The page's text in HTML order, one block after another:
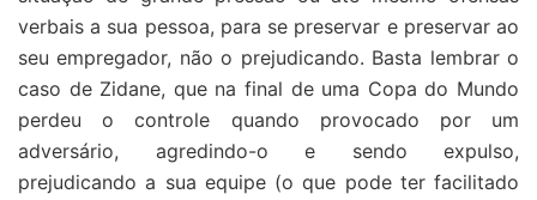
verbais a sua pessoa, para se preservar e preservar ao
seu empregador, não o prejudicando. Basta lembrar o
caso de Zidane, que na final de uma Copa do Mundo
perdeu o controle quando provocado por um
adversário, agredindo-o e sendo expulso,
prejudicando a sua equipe (o que pode ter facilitado